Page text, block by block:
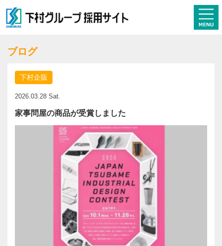
ブログ
下村企販
2026.03.28 Sat.
家事問屋の商品が受賞しました